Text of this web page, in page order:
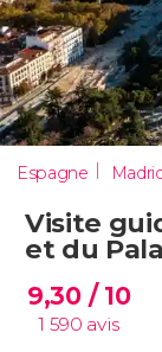
Espagne
Visite
et du
9,30 / 10
1 590 avis